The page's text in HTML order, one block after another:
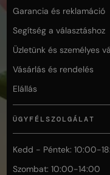
Garancia és reklamáció
Segítség a választáshoz
Üzletünk és személyes
Vásárlás és rendelés
Elállás
ÜGYFÉLSZOLGÁLAT
Kedd - Péntek: 10:00-
Szombat: 10:00-14:00